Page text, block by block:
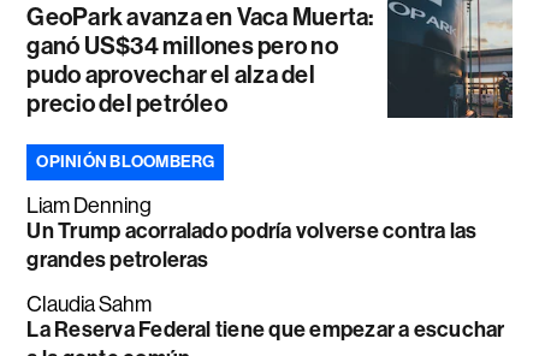
GeoPark avanza en Vaca Muerta:
ganó US$34 millones pero no
pudo aprovechar el alza del
precio del petróleo
OPINIÓN BLOOMBERG
Liam Denning
Un Trump acorralado podría volverse contra las
grandes petroleras
Claudia Sahm
La Reserva Federal tiene que empezar a escuchar